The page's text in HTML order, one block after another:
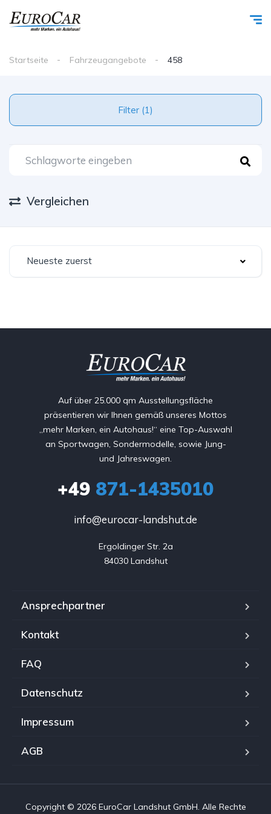
Startseite Fahrzeugangebote 458
Filter (1)
Vergleichen
Neueste zuerst
Auf über 25.000 qm Ausstellungsfläche
präsentieren wir Ihnen gemäß unseres Mottos
„mehr Marken, ein Autohaus!“ eine Top-Auswahl
an Sportwagen, Sondermodelle, sowie Jung-
und Jahreswagen.
+49 871-1435010
info@eurocar-landshut.de
Ergoldinger Str. 2a
84030 Landshut
Ansprechpartner
Kontakt
FAQ
Datenschutz
Impressum
AGB
Copyright © 2026 EuroCar Landshut GmbH. Alle Rechte